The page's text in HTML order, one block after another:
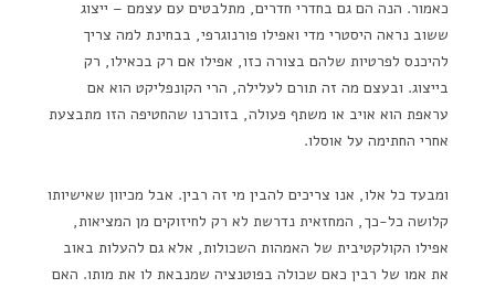
כאמור. הנה הם גם בחדרי חדרים, מתלבטים עם עצמם – ייצוג
ששוב נראה היסטרי מדי ואפילו פורנוגרפי, בבחינת למה צריך
להיכנס לפרטיות שלהם בצורה כזו, אפילו אם רק בכאילו, רק
בייצוג. ובעצם מה זה תורם לעלילה, הרי הקונפליקט הוא אם
עראפת הוא אויב או משתף פעולה, בזוכרנו שהחטיפה הזו מתבצעת
אחרי החתימה על אוסלו.
ומבעד כל אלו, אנו צריכים להבין מי זה רבין. אבל מכיוון שאישיותו
קלושה כל-כך, המחזאית נדרשת לא רק לחיזוקים מן המציאות,
אפילו הקולקטיבית של האמהות השכולות, אלא גם להעלות באוב
את אמו של רבין כאם שכולה בפוטנציה שמנבאת לו את מותו. האם